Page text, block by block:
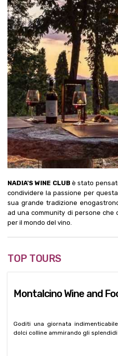
NADIA'S WINE CLUBè stato
condividere la passione per
sua grande tradizione
ad una community di persone che
per il mondo del vino.
TOP TOURS
Goditi una giornata
dolci colline ammirando gli